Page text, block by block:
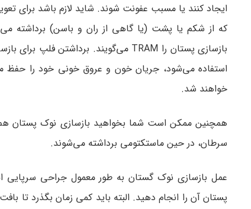
ایجاد کنند یا مسبب عفونت شوند. شاید لازم باشد برای
که از شکم یا پشت (یا گاهی از ران و باسن) برداشته
استفاده می‌شود، جریان خون و عروق خونی خود را حفظ
خواهند شد.
همچنین ممکن است شما بخواهید بازسازی نوک پستان
سرطان، در حین ماستکتومی برداشته می‌شوند.
عمل بازسازی نوک گستان به طور معمول جراحی
پستان آن را انجام دهید. البته باید کمی زمان بگذرد تا